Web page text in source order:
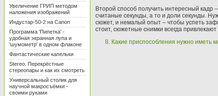
Увеличение ГРИП методом
наложения изображений
Индустар-50-2 на Canon
Программа 'Пипетка' -
удобная экранная лупа и
'шумометр' в одном флаконе
Фантастические капельки
Stereo. Перекрёстные
стереопары и как их смотреть
Универсальный столик для
научной макросъёмки -
своими руками
Второй способ получить интересный
считаные секунды, а то и доли секунды.
сюжет, и немалый опыт – чтобы успеть
стоит, сюжетные снимки всегда
8. Какие приспособления нужно иметь